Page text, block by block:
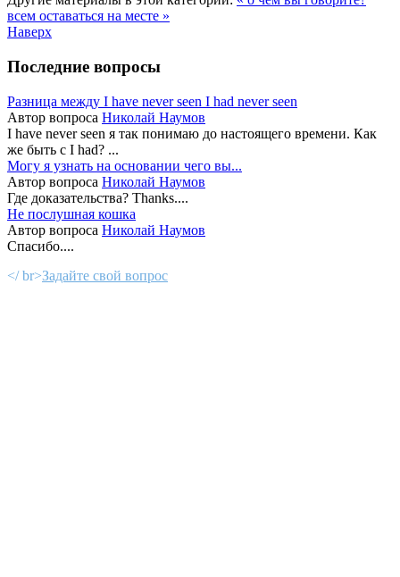
всем оставаться на месте »
Наверх
Последние вопросы
Разница между I have never seen I had never seen
Автор вопроса Николай Наумов
I have never seen я так понимаю до настоящего времени. Как
же быть с I had? ...
Могу я узнать на основании чего вы...
Автор вопроса Николай Наумов
Где доказательства? Thanks....
Не послушная кошка
Автор вопроса Николай Наумов
Спасибо....
</ br>Задайте свой вопрос